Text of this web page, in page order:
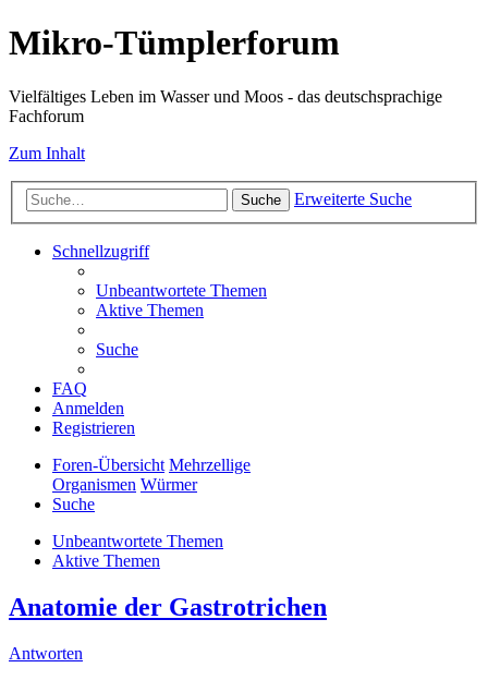
Mikro-Tümplerforum
Vielfältiges Leben im Wasser und Moos - das deutschsprachige
Fachforum
Zum Inhalt
Suche Erweiterte Suche
Schnellzugriff
Unbeantwortete Themen
Aktive Themen
Suche
FAQ
Anmelden
Registrieren
Foren-Übersicht Mehrzellige
Organismen Würmer
Suche
Unbeantwortete Themen
Aktive Themen
Anatomie der Gastrotrichen
Antworten